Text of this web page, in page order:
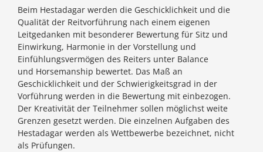
Beim Hestadagar werden die Geschicklichkeit und die
Qualität der Reitvorführung nach einem eigenen
Leitgedanken mit besonderer Bewertung für Sitz und
Einwirkung, Harmonie in der Vorstellung und
Einfühlungsvermögen des Reiters unter Balance
und Horsemanship bewertet. Das Maß an
Geschicklichkeit und der Schwierigkeitsgrad in der
Vorführung werden in die Bewertung mit einbezogen.
Der Kreativität der Teilnehmer sollen möglichst weite
Grenzen gesetzt werden. Die einzelnen Aufgaben des
Hestadagar werden als Wettbewerbe bezeichnet, nicht
als Prüfungen.